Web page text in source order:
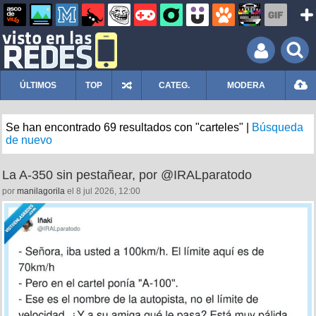
ÚLTIMOS TOP CATEG. MODERA
Se han encontrado 69 resultados con "carteles" |
Búsqueda
de nuevo
La A-350 sin pestañear, por @IRALparatodo
por manilagorila el 8 jul 2026, 12:00